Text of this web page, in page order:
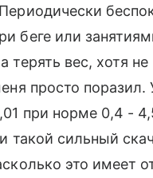
беге или
терять вес, хотя
просто
при норме 0,4 -
такой сильный
это имеет